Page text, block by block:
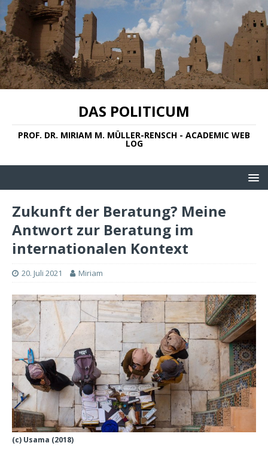
DAS POLITICUM
PROF. DR. MIRIAM M. MÜLLER-RENSCH - ACADEMIC WEB
LOG
Zukunft der Beratung? Meine
Antwort zur Beratung im
internationalen Kontext
20. Juli 2021 Miriam
(c) Usama (2018)